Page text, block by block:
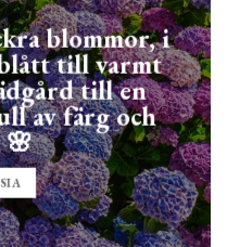
blommor, i
till varmt
till en
av färg och
🌸